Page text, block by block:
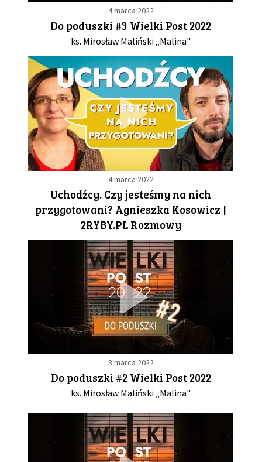
4 marca 2022
Do poduszki #3 Wielki Post 2022
ks. Mirosław Maliński „Malina"
4 marca 2022
Uchodźcy. Czy jesteśmy na nich
przygotowani? Agnieszka Kosowicz |
2RYBY.PL Rozmowy
3 marca 2022
Do poduszki #2 Wielki Post 2022
ks. Mirosław Maliński „Malina"